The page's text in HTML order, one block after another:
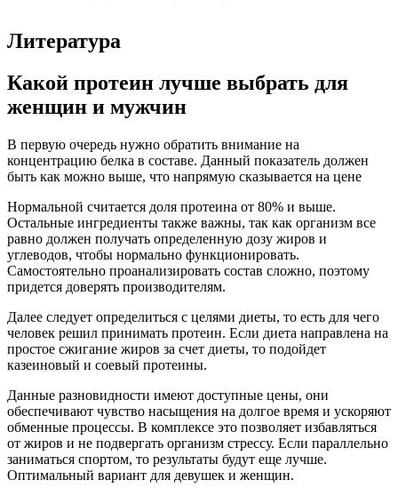
Литература
Какой протеин лучше выбрать для
женщин и мужчин
В первую очередь нужно обратить внимание на
концентрацию белка в составе. Данный показатель должен
быть как можно выше, что напрямую сказывается на цене
Нормальной считается доля протеина от 80% и выше.
Остальные ингредиенты также важны, так как организм все
равно должен получать определенную дозу жиров и
углеводов, чтобы нормально функционировать.
Самостоятельно проанализировать состав сложно, поэтому
придется доверять производителям.
Далее следует определиться с целями диеты, то есть для чего
человек решил принимать протеин. Если диета направлена на
простое сжигание жиров за счет диеты, то подойдет
казеиновый и соевый протеины.
Данные разновидности имеют доступные цены, они
обеспечивают чувство насыщения на долгое время и ускоряют
обменные процессы. В комплексе это позволяет избавляться
от жиров и не подвергать организм стрессу. Если параллельно
заниматься спортом, то результаты будут еще лучше.
Оптимальный вариант для девушек и женщин.